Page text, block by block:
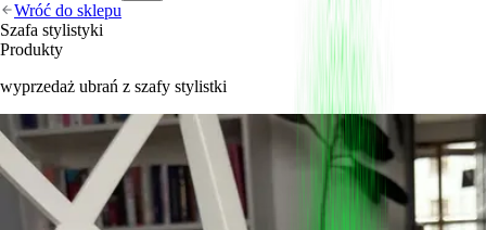
Wróć do sklepu
Szafa stylistyki
Produkty
wyprzedaż ubrań z szafy stylistki